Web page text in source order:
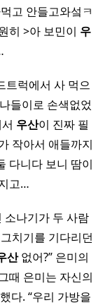
고 안들고와섴ㅋ
히 >아 보민이 우
트럭에서 사 먹으
들이로 손색없었
우산이 진짜 필
작아서 애들까지
다니다 보니 땀이
고…
소나기가 두 사람
치기를 기다리던
산없어?” ​은미의
때 은미는 자신의
다. ​“우리 가방을